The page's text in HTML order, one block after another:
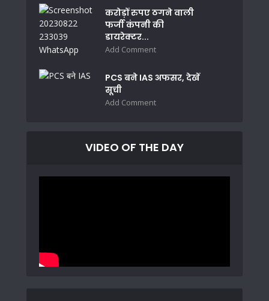
करोड़ों रुपए ठगने वाली
फर्जी कंपनी की
डायरेक्टर...
Add Comment
PCS बने IAS अफसर, देखें
सूची
Add Comment
VIDEO OF THE DAY